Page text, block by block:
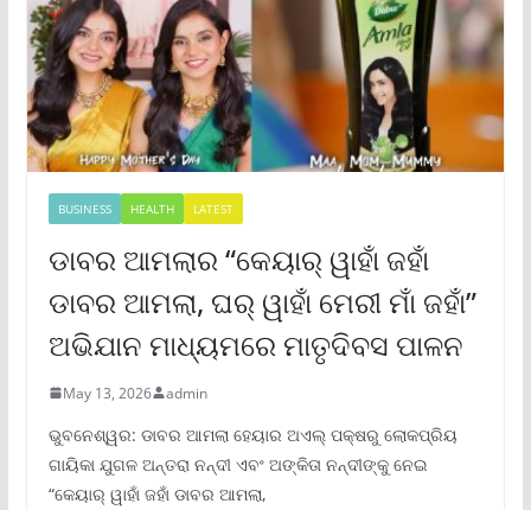
BUSINESS HEALTH LATEST
ଡାବର ଆମଲାର “କେୟାର୍ ୱାହାଁ ଜହାଁ
ଡାବର ଆମଲା, ଘର୍ ୱାହାଁ ମେରୀ ମାଁ ଜହାଁ”
ଅଭିଯାନ ମାଧ୍ୟମରେ ମାତୃଦିବସ ପାଳନ
May 13, 2026 admin
ଭୁବନେଶ୍ୱର: ଡାବର ଆମଲା ହେୟାର ଅଏଲ୍ ପକ୍ଷରୁ ଲୋକପ୍ରିୟ
ଗାୟିକା ଯୁଗଳ ଅନ୍ତରା ନନ୍ଦୀ ଏବଂ ଅଙ୍କିତା ନନ୍ଦୀଙ୍କୁ ନେଇ
“କେୟାର୍ ୱାହାଁ ଜହାଁ ଡାବର ଆମଲା,